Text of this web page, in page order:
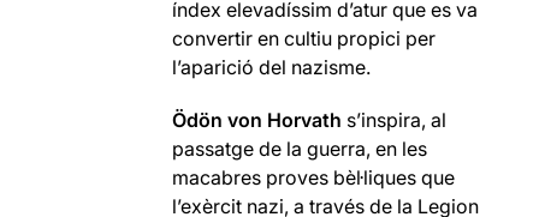
índex elevadíssim d’atur que es va
convertir en cultiu propici per
l’aparició del nazisme.
Ödön von Horvath s’inspira, al
passatge de la guerra, en les
macabres proves bèl·liques que
l’exèrcit nazi, a través de la Legion